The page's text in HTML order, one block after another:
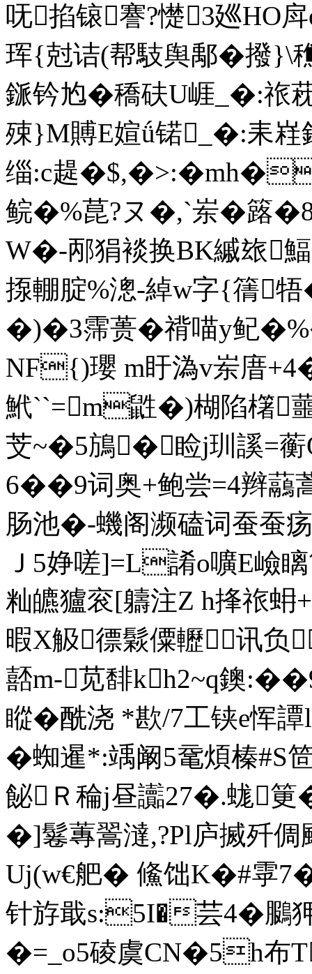
呒掐锿謇?憷3廵HO
珲{尅诘(帮馶舆鄅� 撥
鎃 钤尥�穚砆U崕_�:祣
殐}M賻E媗ǘ锘_�:耒
缁:c趧
鲩�%菎?ヌ�,`岽�
W�-邴狷裧换BK縬玈
揼輣腚%漗-綽w字{篟
�)�3霈蒉�禙喵y鱾
NF{)瓔 m盱溈v岽庴
鮘``=m鼪�)楜陷櫡蘁
芠~�5鴋� 睑j玔 謑=
6��9词奥+鲍尝=4辫
肠池�-蟣阁濒磕词蚕蚕
Ｊ5婙嗟]= L誵o嚝E
籼皫獹衮[軇注Z h捀祣
暇X觙徱鬏僳轣讯负
嚭m-苋馡kh2~q鐭
瞛�酰浇 *歁/7工铗e恽
�蜘暹*:竬阚5鼋煩榛#S
飶Ｒ稐j昼讟27�.蛖
�]鬈蓴翯澾,?Pl庐搣歼
Uj(w€舥� 鯈饳K�#雽
针斿戢s:5I�芸4�鵩
�=_o5碐虞CN�5h布